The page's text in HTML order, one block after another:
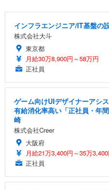
インフラエンジニア/IT基盤の
株式会社大斗
東京都
月給30万8,900円～58万円
正社員
ゲーム向けUIデザイナーアシ
有給消化率高い「正社員・年
崎
株式会社Creer
大阪府
月給21万3,400円～35万
正社員